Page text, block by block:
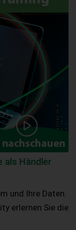
als Händler
und Ihre Daten.
erlernen Sie die